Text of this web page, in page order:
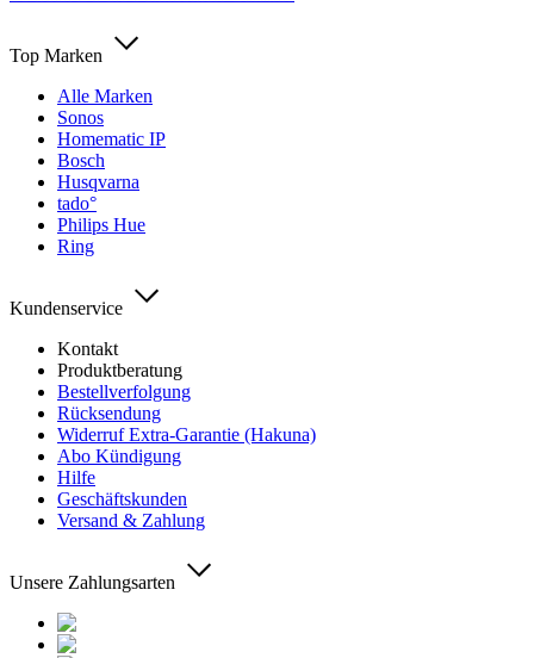
Top Marken
Alle Marken
Sonos
Homematic IP
Bosch
Husqvarna
tado°
Philips Hue
Ring
Kundenservice
Kontakt
Produktberatung
Bestellverfolgung
Rücksendung
Widerruf Extra-Garantie (Hakuna)
Abo Kündigung
Hilfe
Geschäftskunden
Versand & Zahlung
Unsere Zahlungsarten